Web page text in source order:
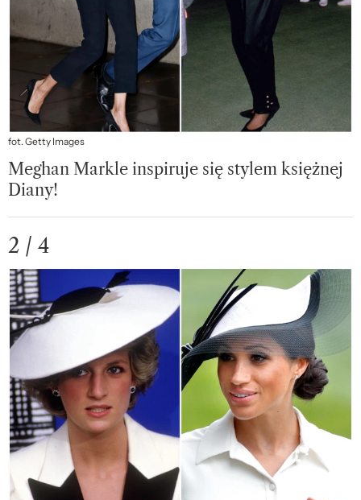
fot. Getty Images
Meghan Markle inspiruje się stylem księżnej
Diany!
2 / 4